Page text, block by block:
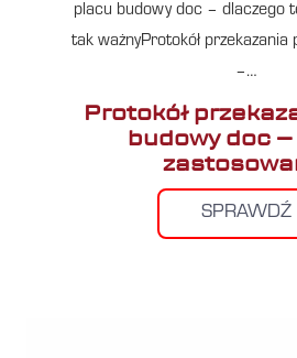
placu budowy doc – dlaczego
tak ważnyProtokół
–…
Protokół
budowy doc –
SPRAWDŹ